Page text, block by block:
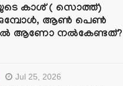
കാശ് ( സൊത്ത്)
ആണ്‍ പെണ്‍
ആണോ നല്‍കേണ്ടത്?
Jul 25, 2026